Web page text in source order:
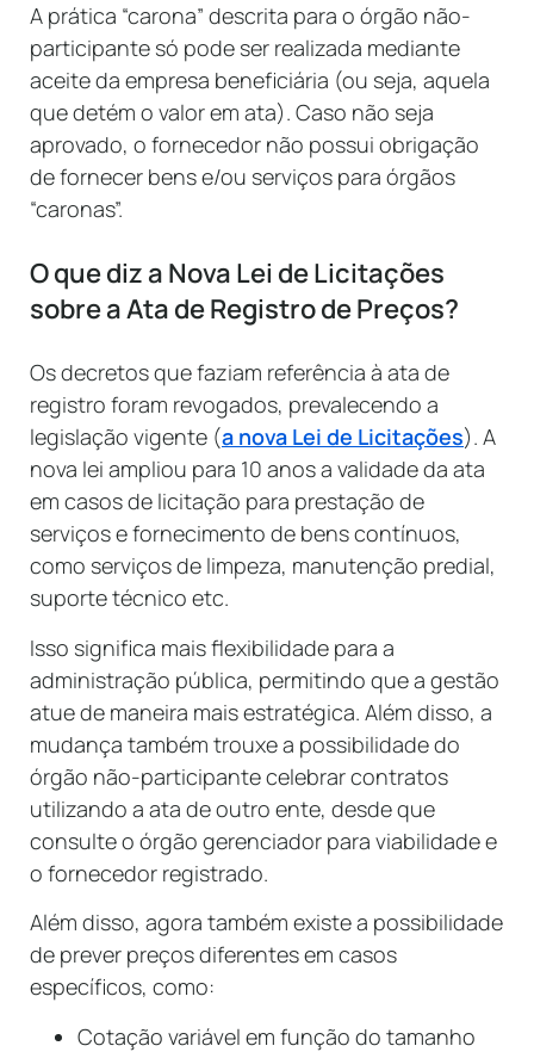
A prática “carona” descrita para o órgão não-
participante só pode ser realizada mediante
aceite da empresa beneficiária (ou seja, aquela
que detém o valor em ata). Caso não seja
aprovado, o fornecedor não possui obrigação
de fornecer bens e/ou serviços para órgãos
“caronas”.
O que diz a Nova Lei de Licitações
sobre a Ata de Registro de Preços?
Os decretos que faziam referência à ata de
registro foram revogados, prevalecendo a
legislação vigente (a nova Lei de Licitações). A
nova lei ampliou para 10 anos a validade da ata
em casos de licitação para prestação de
serviços e fornecimento de bens contínuos,
como serviços de limpeza, manutenção predial,
suporte técnico etc.
Isso significa mais flexibilidade para a
administração pública, permitindo que a gestão
atue de maneira mais estratégica. Além disso, a
mudança também trouxe a possibilidade do
órgão não-participante celebrar contratos
utilizando a ata de outro ente, desde que
consulte o órgão gerenciador para viabilidade e
o fornecedor registrado.
Além disso, agora também existe a possibilidade
de prever preços diferentes em casos
específicos, como:
Cotação variável em função do tamanho